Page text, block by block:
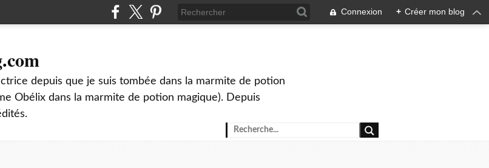
Connexion + Créer mon blog
depuis que je suis tombée dans la marmite de potion
Obélix dans la marmite de potion magique). Depuis